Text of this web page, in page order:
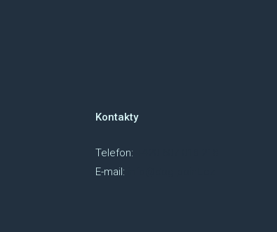
Kontakty
Telefon:
E-mail: